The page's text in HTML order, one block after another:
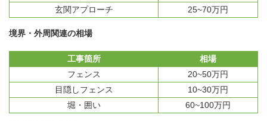
玄関アプローチ
25~70万円
境界・外周関連の相場
工事箇所
相場
フェンス
20~50万円
目隠しフェンス
10~30万円
堀・囲い
60~100万円